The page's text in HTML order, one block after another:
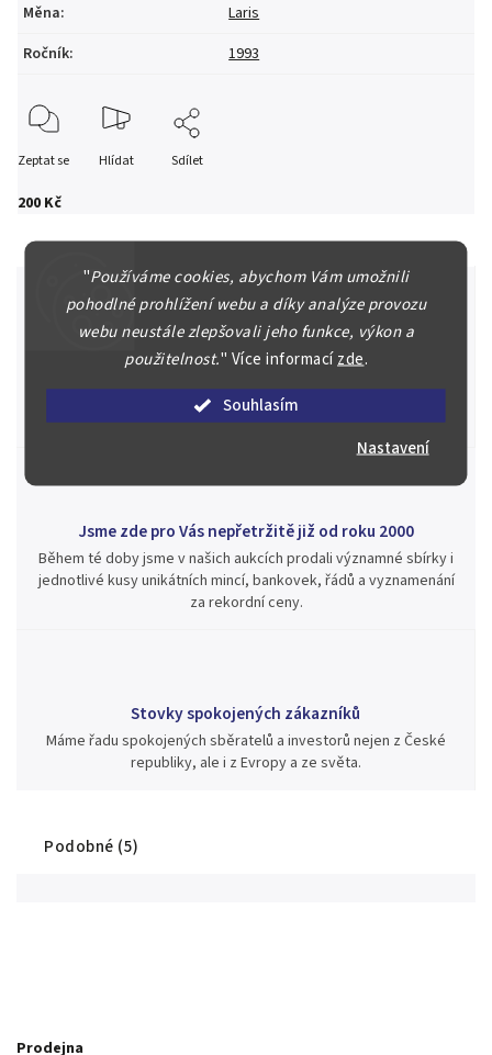
"Používáme cookies, abychom Vám umožnili
pohodlné prohlížení webu a díky analýze provozu
webu neustále zlepšovali jeho funkce, výkon a
použitelnost." Více informacízde.
Souhlasím
Nastavení
200 Kč
Měna:
Laris
Ročník: 1993
Zeptat se Hlídat Sdílet
Špičkové služby za nejlepší ceny
Posoudíme kvalitu a pravost Vašeho materiálu, prodáme v naší
aukci nebo Vám poradíme kam investovat.
Jsme zde pro Vás nepřetržitě již od roku 2000
Během té doby jsme v našich aukcích prodali významné sbírky i
jednotlivé kusy unikátních mincí, bankovek, řádů a vyznamenání
za rekordní ceny.
Stovky spokojených zákazníků
Máme řadu spokojených sběratelů a investorů nejen z České
republiky, ale i z Evropy a ze světa.
Podobné (5)
Prodejna